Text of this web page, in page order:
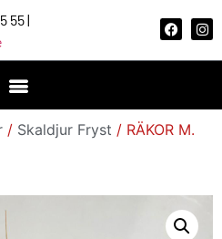
55 |
/ Skaldjur Fryst / RÄKOR M.